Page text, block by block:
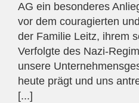
AG ein besonderes
vor dem couragierten
der Familie Leitz, ihrem
Verfolgte des Nazi-
unsere
heute prägt und uns
[...]